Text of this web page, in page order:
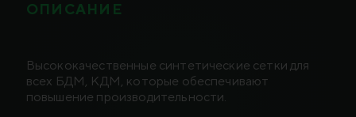
ОПИСАНИЕ
Высококачественные синтетические сетки для
всех БДМ, КДМ, которые обеспечивают
повышение производительности.